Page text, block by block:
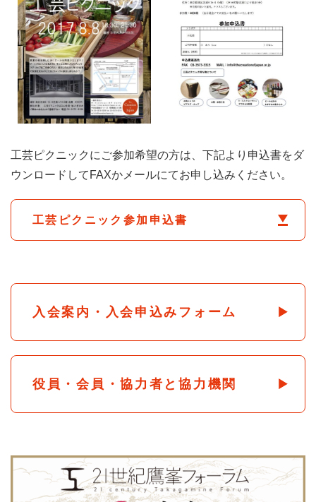
工芸ピクニックにご参加希望の方は、下記より申込書をダ
ウンロードしてFAXかメールにてお申し込みください。
工芸ピクニック参加申込書
入会案内・入会申込みフォーム
役員・会員・協力者と協力機関